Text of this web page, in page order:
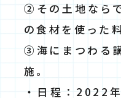
②その⼟地なら
の食材を使った
③海にまつわる
施。
・日程：2022